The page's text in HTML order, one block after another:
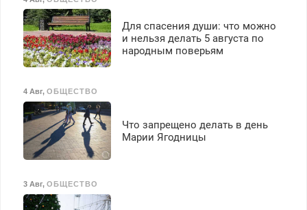
работа инспектором по
транспортной
безопасности с з/п до
125000 руб.
Для спасения души: что можно
и нельзя делать 5 августа по
народным поверьям
4 Авг, ОБЩЕСТВО
Что запрещено делать в день
Марии Ягодницы
3 Авг, ОБЩЕСТВО